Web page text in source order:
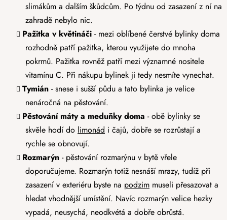
slimákům a dalším škůdcům. Po týdnu od zasazení z ní na
zahradě nebylo nic.
Pažitka v květináči - mezi oblíbené čerstvé bylinky doma
rozhodně patří pažitka, kterou využijete do mnoha
pokrmů. Pažitka rovněž patří mezi významné nositele
vitamínu C. Při nákupu bylinek ji tedy nesmíte vynechat.
Tymián - snese i sušší půdu a tato bylinka je velice
nenáročná na pěstování.
Pěstování máty a meduňky doma - obě bylinky se
skvěle hodí do limonád i čajů, dobře se rozrůstají a
rychle se obnovují.
Rozmarýn - pěstování rozmarýnu v bytě vřele
doporučujeme. Rozmarýn totiž nesnáší mrazy, tudíž při
zasazení v exteriéru byste na podzim museli přesazovat a
hledat vhodnější umístění. Navíc rozmarýn velice hezky
vypadá, neusychá, neodkvétá a dobře obrůstá.